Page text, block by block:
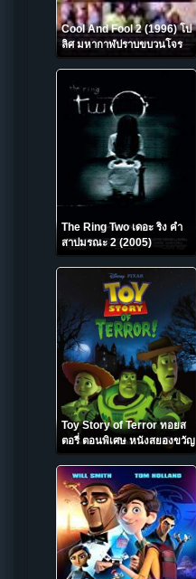
Cool And Fool 2 (1996) โป
ลิศ มหากาฬปราบขบวนโจร
สาวสบึม
The Ring Two เดอะ ริง คำ
สาปมรณะ 2 (2005)
Toy Story of Terror ทอยส
ตอรี่ ตอนพิเศษ หนังสยองขวัญ
(2013)